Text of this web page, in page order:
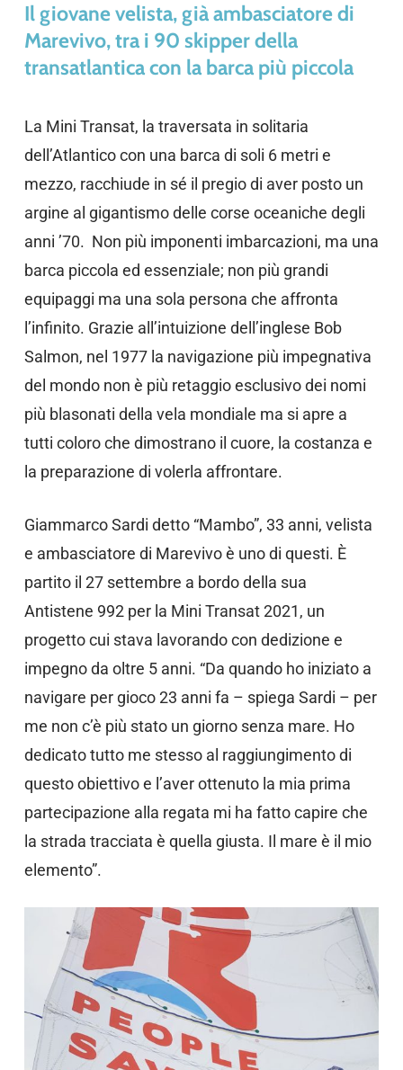
Il giovane velista, già ambasciatore di
Marevivo, tra i 90 skipper della
transatlantica con la barca più piccola
La Mini Transat, la traversata in solitaria
dell’Atlantico con una barca di soli 6 metri e
mezzo, racchiude in sé il pregio di aver posto un
argine al gigantismo delle corse oceaniche degli
anni ’70. Non più imponenti imbarcazioni, ma una
barca piccola ed essenziale; non più grandi
equipaggi ma una sola persona che affronta
l’infinito. Grazie all’intuizione dell’inglese Bob
Salmon, nel 1977 la navigazione più impegnativa
del mondo non è più retaggio esclusivo dei nomi
più blasonati della vela mondiale ma si apre a
tutti coloro che dimostrano il cuore, la costanza e
la preparazione di volerla affrontare.
Giammarco Sardi detto “Mambo”, 33 anni, velista
e ambasciatore di Marevivo è uno di questi. È
partito il 27 settembre a bordo della sua
Antistene 992 per la Mini Transat 2021, un
progetto cui stava lavorando con dedizione e
impegno da oltre 5 anni. “Da quando ho iniziato a
navigare per gioco 23 anni fa – spiega Sardi – per
me non c’è più stato un giorno senza mare. Ho
dedicato tutto me stesso al raggiungimento di
questo obiettivo e l’aver ottenuto la mia prima
partecipazione alla regata mi ha fatto capire che
la strada tracciata è quella giusta. Il mare è il mio
elemento”.